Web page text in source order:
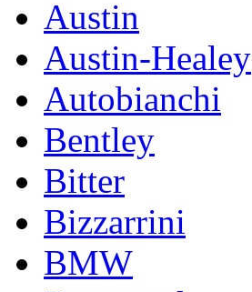
Austin
Austin-Healey
Autobianchi
Bentley
Bitter
Bizzarrini
BMW